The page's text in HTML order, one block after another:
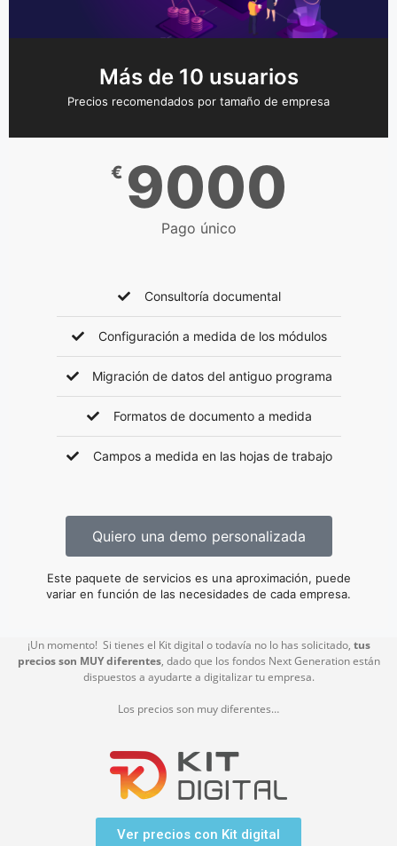
Más de 10 usuarios
Precios recomendados por tamaño de empresa
€ 9000
Pago único
Consultoría documental
Configuración a medida de los módulos
Migración de datos del antiguo programa
Formatos de documento a medida
Campos a medida en las hojas de trabajo
Quiero una demo personalizada
Este paquete de servicios es una aproximación, puede
variar en función de las necesidades de cada empresa.
¡Un momento! Si tienes el Kit digital o todavía no lo has solicitado, tus
precios son MUY diferentes, dado que los fondos Next Generation están
dispuestos a ayudarte a digitalizar tu empresa.
Los precios son muy diferentes…
Ver precios con Kit digital